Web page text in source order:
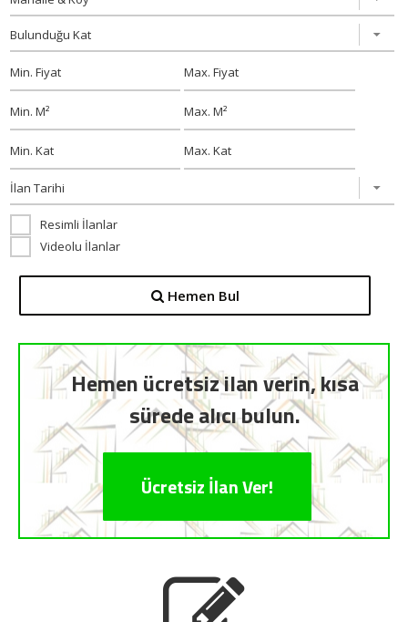
Resimli İlanlar
Videolu İlanlar
Hemen Bul
Hemen ücretsiz ilan verin, kısa
sürede alıcı bulun.
Ücretsiz İlan Ver!